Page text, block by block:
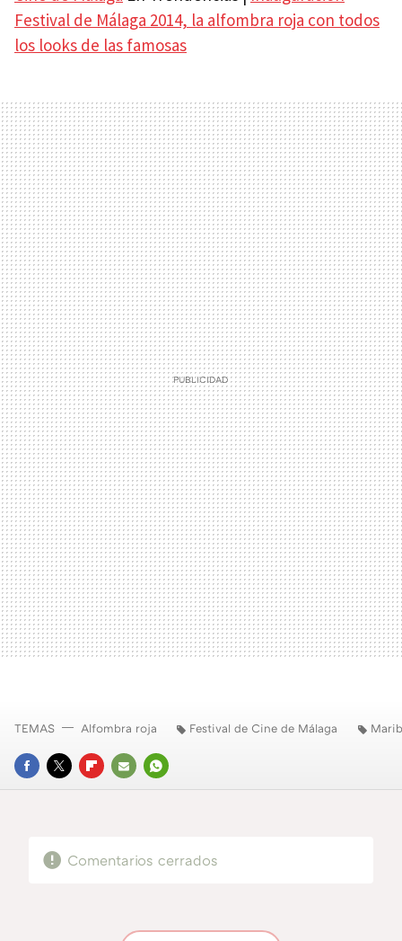
Festival de Málaga 2014, la alfombra roja con todos
los looks de las famosas
FACEBOOK
TWITTERFLIPBOARD
E-
WHATSAPP
TEMAS Alfombra roja Festival de Cine de Málaga
Comentarios cerrados